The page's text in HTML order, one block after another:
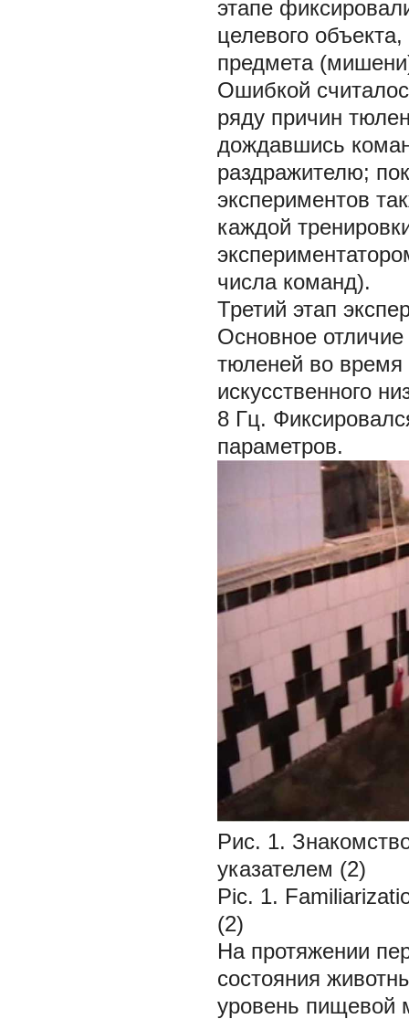
этапе
целевого
предмета
Ошибкой
ряду причин
дождавшись
раздражителю;
экспериментов
каждой
числа команд).
Третий этап
Основное
тюленей во время
искусственного
8 Гц.
параметров.
Рис. 1.
указателем (2)
Pic. 1.
(2)
На протяжении
состояния
уровень пищевой